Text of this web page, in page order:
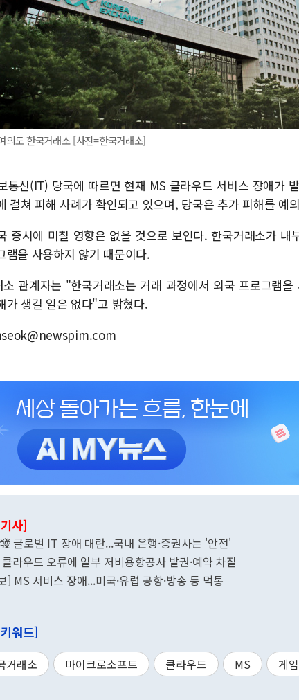
의도 한국거래소 [사진=한국거래소]
통신(IT) 당국에 따르면 현재 MS 클라우드 서비스 장애가
걸쳐 피해 사례가 확인되고 있으며, 당국은 추가 피해를 예
증시에 미칠 영향은 없을 것으로 보인다. 한국거래소가 내
램을 사용하지 않기 때문이다.
소 관계자는 "한국거래소는 거래 과정에서 외국 프로그램
가 생길 일은 없다"고 밝혔다.
사]
글로벌 IT 장애 대란...국내 은행·증권사는 '안전'
라우드 오류에 일부 저비용항공사 발권·예약 차질
] MS 서비스 장애...미국·유럽 공항·방송 등 먹통
워드]
거래소 마이크로소프트 클라우드 MS 게임